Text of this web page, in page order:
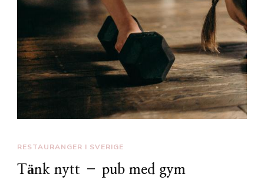
RESTAURANGER I SVERIGE
Tänk nytt – pub med gym